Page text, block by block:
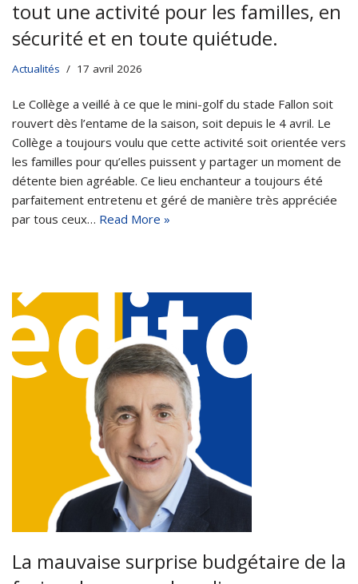
tout une activité pour les familles, en
sécurité et en toute quiétude.
Actualités 17 avril 2026
Le Collège a veillé à ce que le mini-golf du stade Fallon soit
rouvert dès l’entame de la saison, soit depuis le 4 avril. Le
Collège a toujours voulu que cette activité soit orientée vers
les familles pour qu’elles puissent y partager un moment de
détente bien agréable. Ce lieu enchanteur a toujours été
parfaitement entretenu et géré de manière très appréciée
par tous ceux… Read More »
La mauvaise surprise budgétaire de la